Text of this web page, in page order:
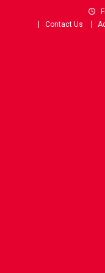
Contact Us